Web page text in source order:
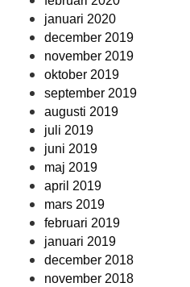
januari 2020
december 2019
november 2019
oktober 2019
september 2019
augusti 2019
juli 2019
juni 2019
maj 2019
april 2019
mars 2019
februari 2019
januari 2019
december 2018
november 2018